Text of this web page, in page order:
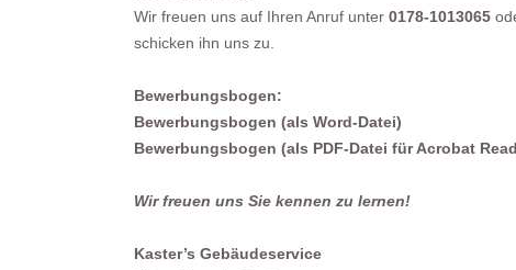
Wir freuen uns auf Ihren Anruf unter 0178-1013065
schicken ihn uns zu.
Bewerbungsbogen:
Bewerbungsbogen (als Word-Datei)
Bewerbungsbogen (als PDF-Datei für Acrobat
Wir freuen uns Sie kennen zu lernen!
Kaster’s Gebäudeservice